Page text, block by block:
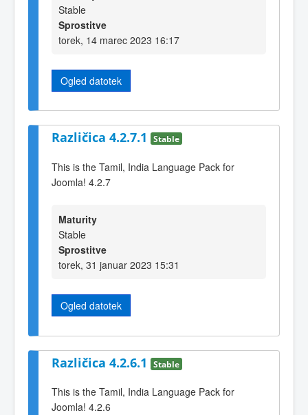
Stable
Sprostitve
torek, 14 marec 2023 16:17
Ogled datotek
Različica 4.2.7.1 Stable
This is the Tamil, India Language Pack for
Joomla! 4.2.7
Maturity
Stable
Sprostitve
torek, 31 januar 2023 15:31
Ogled datotek
Različica 4.2.6.1 Stable
This is the Tamil, India Language Pack for
Joomla! 4.2.6